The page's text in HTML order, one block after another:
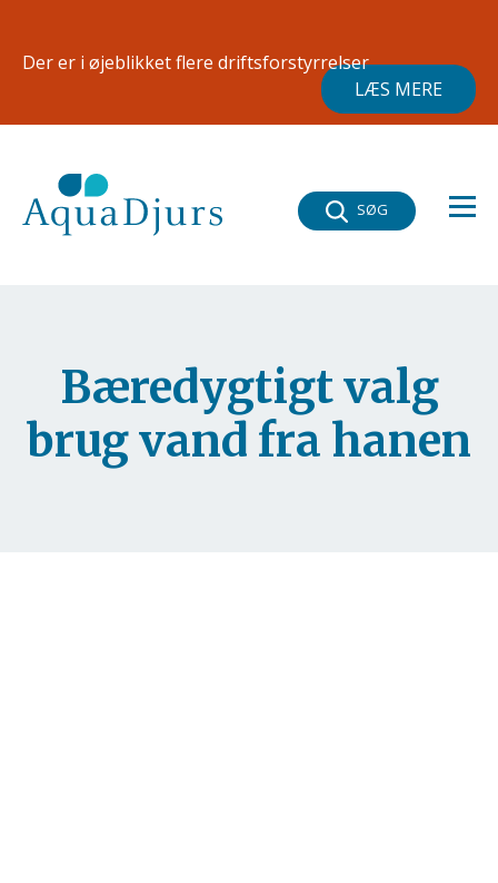
Der er i øjeblikket flere driftsforstyrrelser
LÆS MERE
SØG
Bæredygtigt valg
brug vand fra hanen